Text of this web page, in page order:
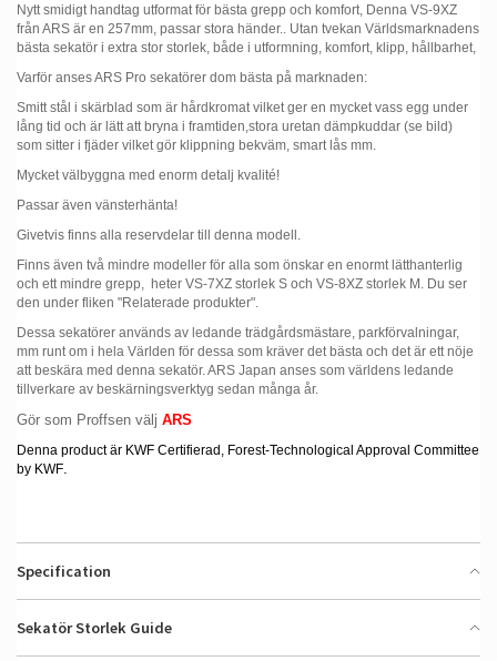
Specification
Sekatör Storlek Guide
Nytt smidigt handtag utformat för bästa grepp och komfort, Denna VS-9XZ
från ARS är en 257mm, passar stora händer.. Utan tvekan Världsmarknadens
bästa sekatör i extra stor storlek, både i utformning, komfort, klipp, hållbarhet,
Varför anses ARS Pro sekatörer dom bästa på marknaden:
Smitt stål i skärblad som är hårdkromat vilket ger en mycket vass egg under
lång tid och är lätt att bryna i framtiden,stora uretan dämpkuddar (se bild)
som sitter i fjäder vilket gör klippning bekväm, smart lås mm.
Mycket välbyggna med enorm detalj kvalité!
Passar även vänsterhänta!
Givetvis finns alla reservdelar till denna modell.
Finns även två mindre modeller för alla som önskar en enormt lätthanterlig
och ett mindre grepp, heter VS-7XZ storlek S och VS-8XZ storlek M. Du ser
den under fliken "Relaterade produkter".
Dessa sekatörer används av ledande trädgårdsmästare, parkförvalningar,
mm runt om i hela Världen för dessa som kräver det bästa och det är ett nöje
att beskära med denna sekatör. ARS Japan anses som världens ledande
tillverkare av beskärningsverktyg sedan många år.
Gör som Proffsen välj ARS
Denna product är KWF Certifierad, Forest-Technological Approval Committee
by KWF